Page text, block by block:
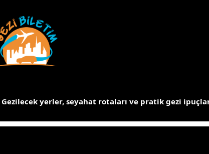
Gezilecek yerler, seyahat rotaları ve pratik gezi